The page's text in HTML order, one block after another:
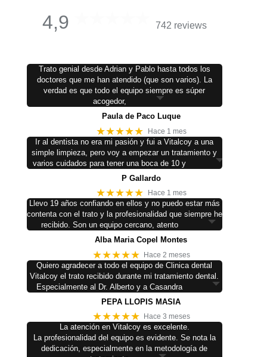
4,9 742 reviews
Trato genial desde Adrian y Pablo hasta todos los
doctores que me han atendido (que son varios). La
verdad es que todo el equipo siempre es súper
acogedor,
Paula de Paco Luque
★★★★★ Hace 1 mes
Ir al dentista no era mi pasión y fui a Vitalcoy a una
simple limpieza, pero voy a empezar un tratamiento y
varios cuidados para tener una boca de 10 y
P Gallardo
★★★★★ Hace 1 mes
Llevo 19 años confiando en ellos y no puedo estar más
contenta con el trato y la profesionalidad que siempre he
recibido. Son un equipo cercano, atento
Alba Maria Copel Montes
★★★★★ Hace 2 meses
Quiero agradecer a todo el equipo de Clinica dental
Vitalcoy el trato recibido durante mi tratamiento dental.
Especialmente al Dr. Alberto y a Casandra
PEPA LLOPIS MASIA
★★★★★ Hace 3 meses
La atención en Vitalcoy es excelente.
La profesionalidad del equipo es evidente. Se nota la
dedicación, especialmente en la metodología de